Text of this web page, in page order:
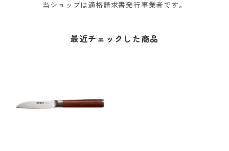
当ショップは適格請求書発行事業者です。
最近チェックした商品